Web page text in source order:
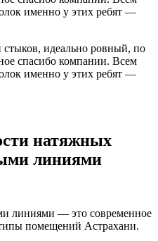
именно у этих ребят —
идеально ровный, по
спасибо компании. Всем
именно у этих ребят —
натяжных
линиями
линиями — это современное
помещений Астрахани.